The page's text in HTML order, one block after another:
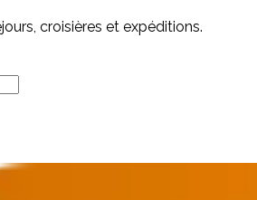
croisières et expéditions.